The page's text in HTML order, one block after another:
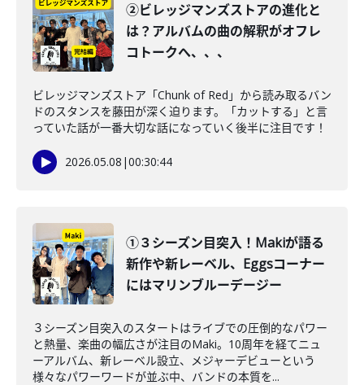
②ビレッジマンズストアの進化と
は？アルバムの曲の解釈がオフレ
コトークへ、、、
ビレッジマンズストア「Chunk of Red」から読み取るバン
ドのスタンスを藤田が深く迫ります。「カットする」と言
っていた話が一番大切な話になっていく後半に注目です！
2026.05.08 |00:30:44
①３シーズン目突入！Makiが語る
新作や新レーベル、Eggsコーナー
にはマリンブルーデージー
３シーズン目突入のスタートはライブでの圧倒的なパワー
と熱量、楽曲の幅広さが注目のMaki。10周年を経てニュ
ーアルバム、新レーベル設立、メジャーデビューという
様々なパワーワードが並ぶ中、バンドの本質を...